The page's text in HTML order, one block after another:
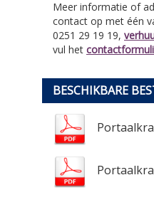
Meer informatie of
contact op met één
0251 29 19 19,
vul het
BESCHIKBARE